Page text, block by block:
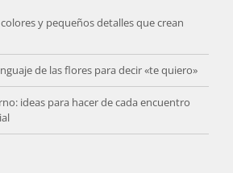
y pequeños detalles que crean
de las flores para decir «te quiero»
ideas para hacer de cada encuentro